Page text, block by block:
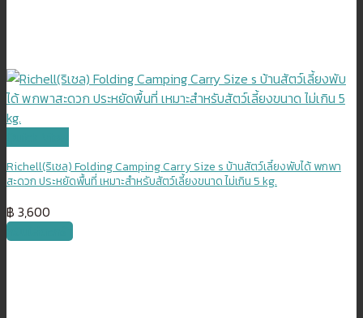
Richell(ริเชล) Folding Camping Carry Size s บ้านสัตว์เลี้ยงพับได้ พกพา
สะดวก ประหยัดพื้นที่ เหมาะสำหรับสัตว์เลี้ยงขนาด ไม่เกิน 5 kg.
฿ 3,600
หยิบใส่ตะกร้า